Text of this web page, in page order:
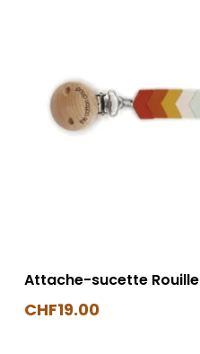
Attache-sucette Rouille
CHF19.00